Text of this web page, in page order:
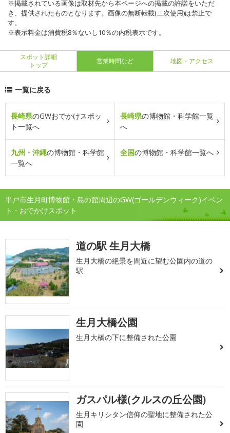
※掲載されている画像は取材先から本ページへの掲載の許諾をいただ
き、提供されたものとなります。画像の無断転載(二次使用)は禁止で
す。
※表示料金は消費税8％ないし10％の内税表示です。
スポット詳細
トップ
営業時間など 地図・アクセス
一覧に戻る
長崎県のGWおでかけスポッ
ト一覧へ
長崎県の博物館・科学館一覧
へ
九州・沖縄の博物館・科学館
一覧へ
全国の博物館・科学館一覧へ
平戸市生月町博物館・島の館周辺のGW(ゴールデンウィーク)イベン
ト・おでかけスポット
道の駅 生月大橋
生月大橋の絶景を間近に望む公園内の道の
駅
生月大橋公園
生月大橋の下に整備された公園
ガスパル様(クルスの丘公園)
生月キリシタン信仰の聖地に整備された公
園